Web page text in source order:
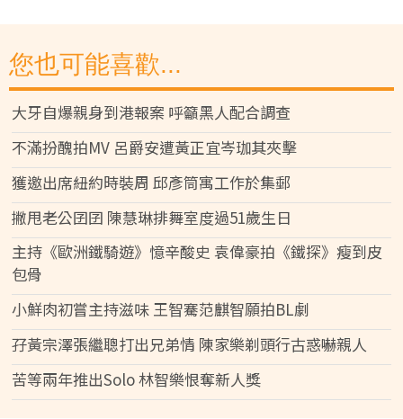
您也可能喜歡...
大牙自爆親身到港報案 呼籲黑人配合調查
不滿扮醜拍MV 呂爵安遭黃正宜岑珈其夾擊
獲邀出席紐約時裝周 邱彥筒寓工作於集郵
撇甩老公囝囝 陳慧琳排舞室度過51歲生日
主持《歐洲鐵騎遊》憶辛酸史 袁偉豪拍《鐵探》瘦到皮
包骨
小鮮肉初嘗主持滋味 王智騫范麒智願拍BL劇
孖黃宗澤張繼聰打出兄弟情 陳家樂剃頭行古惑嚇親人
苦等兩年推出Solo 林智樂恨奪新人獎